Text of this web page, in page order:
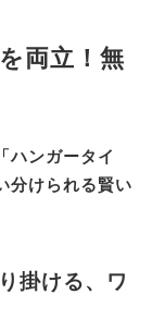
両立！無
「ハンガータイ
分けられる賢い
掛ける、ワ